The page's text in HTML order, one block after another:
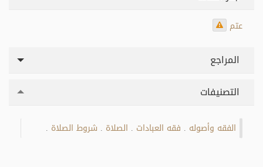
عتم
المراجع
التصنيفات
الفقه وأصوله فقه العبادات الصلاة شروط الصلاة